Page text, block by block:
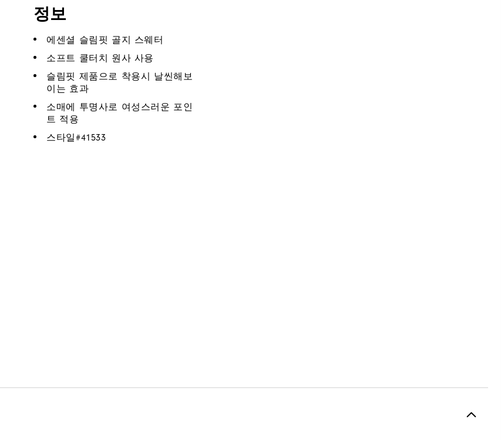
정보
에센셜 슬림핏 골지 스웨터
소프트 쿨터치 원사 사용
슬림핏 제품으로 착용시 날씬해보
이는 효과
소매에 투명사로 여성스러운 포인
트 적용
스타일#41533